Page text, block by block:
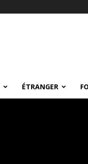
ÉTRANGER